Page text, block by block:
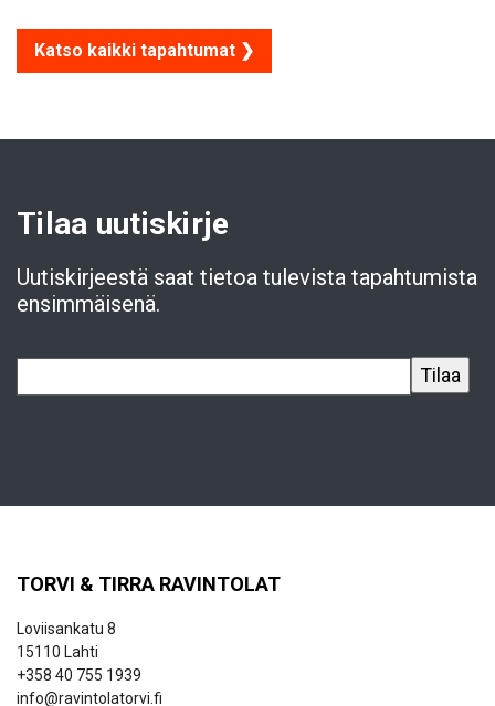
Katso kaikki tapahtumat ❯
Tilaa uutiskirje
Uutiskirjeestä saat tietoa tulevista tapahtumista
ensimmäisenä.
TORVI & TIRRA RAVINTOLAT
Loviisankatu 8
15110 Lahti
+358 40 755 1939
info@ravintolatorvi.fi